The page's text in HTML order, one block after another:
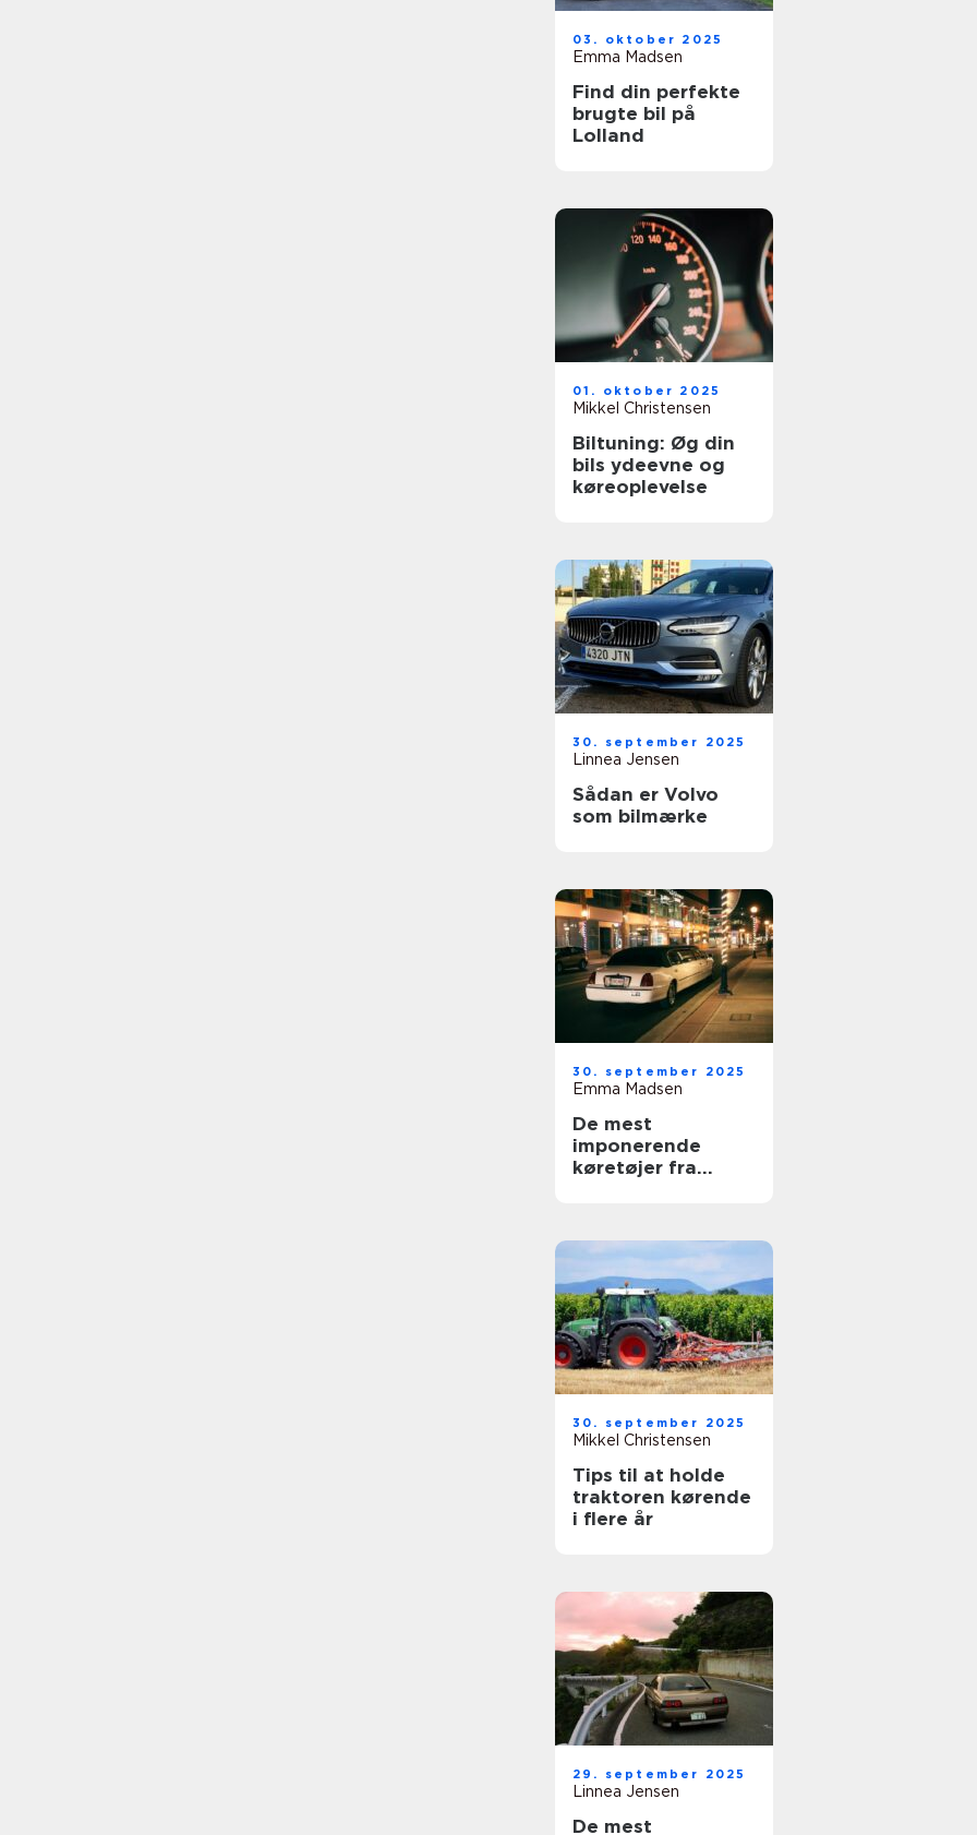
03. oktober 2025
Emma Madsen
Find din perfekte
brugte bil på
Lolland
01. oktober 2025
Mikkel Christensen
Biltuning: Øg din
bils ydeevne og
køreoplevelse
30. september 2025
Linnea Jensen
Sådan er Volvo
som bilmærke
30. september 2025
Emma Madsen
De mest
imponerende
køretøjer fra
30. september 2025
Mikkel Christensen
Tips til at holde
traktoren kørende
i flere år
29. september 2025
Linnea Jensen
De mest